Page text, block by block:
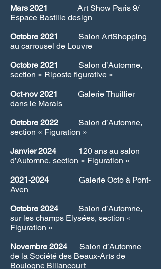
Mars 2021
Art Show Paris 9/
Espace Bastille design
Octobre 2021
Salon ArtShopping
au carrousel de Louvre
Octobre 2021
Salon d’Automne,
section « Riposte figurative »
Oct-nov 2021
Galerie Thuillier
dans le Marais
Octobre 2022 Salon d’Automne,
section « Figuration »
Janvier 2024 120 ans au salon
d’Automne, section « Figuration »
2021-2024 Galerie Octo à Pont-
Aven
Octobre 2024 Salon d’Automne,
sur les champs Elysées, section «
Figuration »
Novembre 2024 Salon d’Automne
de la Société des Beaux-Arts de
Boulogne Billancourt